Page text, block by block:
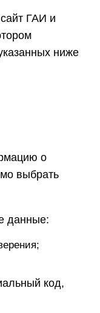
ГАИ и
ниже
о
выбрать
данные:
код,